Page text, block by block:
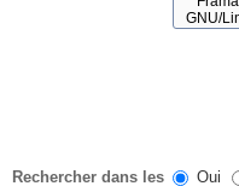
Rechercher dans les Oui